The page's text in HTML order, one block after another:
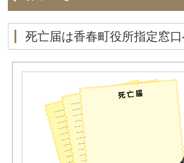
死亡届は香春町役所指定窓